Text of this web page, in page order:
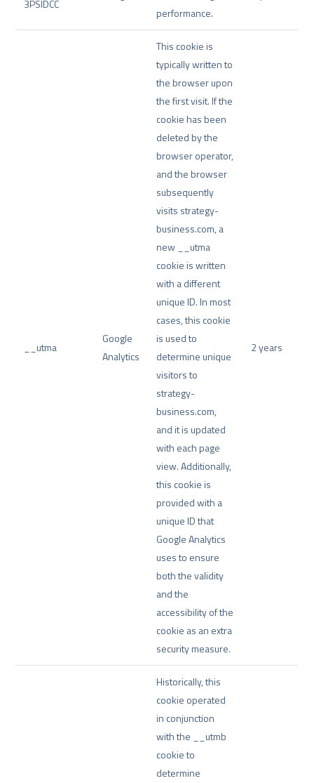
3PSIDCC
performance.
__utma
Google
Analytics
This cookie is
typically written to
the browser upon
the first visit. If the
cookie has been
deleted by the
browser operator,
and the browser
subsequently
visits strategy-
business.com, a
new __utma
cookie is written
with a different
unique ID. In most
cases, this cookie
is used to
determine unique
visitors to
strategy-
business.com,
and it is updated
with each page
view. Additionally,
this cookie is
provided with a
unique ID that
Google Analytics
uses to ensure
both the validity
and the
accessibility of the
cookie as an extra
security measure.
2 years
Historically, this
cookie operated
in conjunction
with the __utmb
cookie to
determine